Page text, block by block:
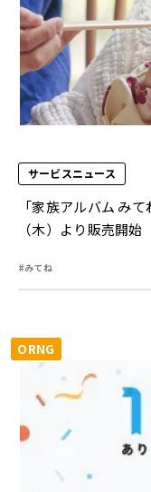
サービスニュース
「家族アルバム み
（木）より販売開始
#みてね
ORNG